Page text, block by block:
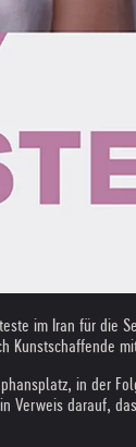
im Iran für die
Kunstschaffende
in der
Verweis darauf,